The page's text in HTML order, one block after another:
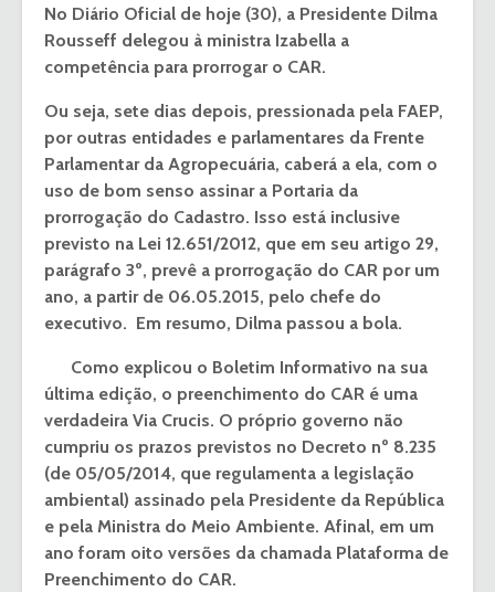
No Diário Oficial de hoje (30), a Presidente Dilma
Rousseff delegou à ministra Izabella a
competência para prorrogar o CAR.
Ou seja, sete dias depois, pressionada pela FAEP,
por outras entidades e parlamentares da Frente
Parlamentar da Agropecuária, caberá a ela, com o
uso de bom senso assinar a Portaria da
prorrogação do Cadastro. Isso está inclusive
previsto na Lei 12.651/2012, que em seu artigo 29,
parágrafo 3º, prevê a prorrogação do CAR por um
ano, a partir de 06.05.2015, pelo chefe do
executivo. Em resumo, Dilma passou a bola.
Como explicou o Boletim Informativo na sua
última edição, o preenchimento do CAR é uma
verdadeira Via Crucis. O próprio governo não
cumpriu os prazos previstos no Decreto nº 8.235
(de 05/05/2014, que regulamenta a legislação
ambiental) assinado pela Presidente da República
e pela Ministra do Meio Ambiente. Afinal, em um
ano foram oito versões da chamada Plataforma de
Preenchimento do CAR.